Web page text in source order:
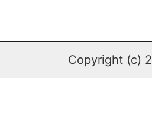
Copyright (c)